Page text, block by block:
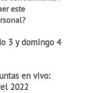
este
3 y domingo 4
en vivo:
2022